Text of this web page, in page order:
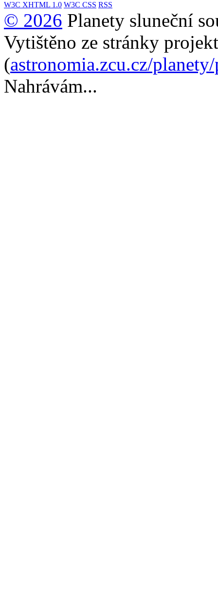
W3C XHTML 1.0 W3C CSS RSS
© 2026 Planety sluneční
Vytištěno ze stránky
(astronomia.zcu.cz/
Nahrávám...